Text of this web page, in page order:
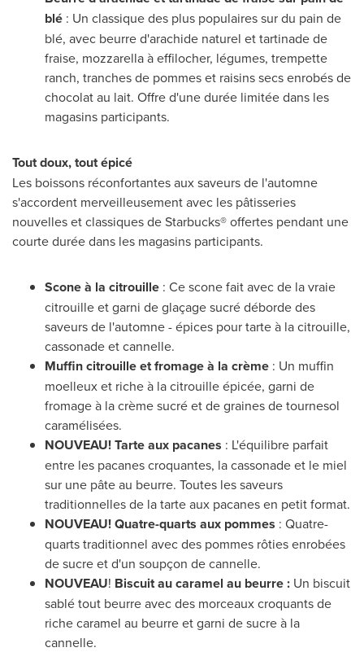
blé : Un classique des plus populaires sur du pain de
blé, avec beurre d'arachide naturel et tartinade de
fraise, mozzarella à effilocher, légumes, trempette
ranch, tranches de pommes et raisins secs enrobés de
chocolat au lait. Offre d'une durée limitée dans les
magasins participants.
Tout doux, tout épicé
Les boissons réconfortantes aux saveurs de l'automne
s'accordent merveilleusement avec les pâtisseries
nouvelles et classiques de Starbucks® offertes pendant une
courte durée dans les magasins participants.
Scone à la citrouille : Ce scone fait avec de la vraie
citrouille et garni de glaçage sucré déborde des
saveurs de l'automne - épices pour tarte à la citrouille,
cassonade et cannelle.
Muffin citrouille et fromage à la crème : Un muffin
moelleux et riche à la citrouille épicée, garni de
fromage à la crème sucré et de graines de tournesol
caramélisées.
NOUVEAU! Tarte aux pacanes : L'équilibre parfait
entre les pacanes croquantes, la cassonade et le miel
sur une pâte au beurre. Toutes les saveurs
traditionnelles de la tarte aux pacanes en petit format.
NOUVEAU! Quatre-quarts aux pommes : Quatre-
quarts traditionnel avec des pommes rôties enrobées
de sucre et d'un soupçon de cannelle.
NOUVEAU! Biscuit au caramel au beurre : Un biscuit
sablé tout beurre avec des morceaux croquants de
riche caramel au beurre et garni de sucre à la
cannelle.